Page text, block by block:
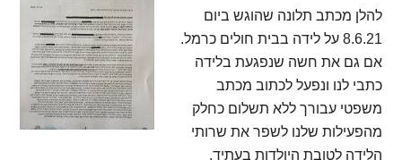
להלן מכתב תלונה שהוגש ביום
8.6.21 על לידה בבית חולים כרמל.
אם גם את חשה שנפגעת בלידה
כתבי לנו ונפעל לכתוב מכתב
משפטי עבורך ללא תשלום כחלק
מהפעילות שלנו לשפר את שרותי
הלידה לטובת היולדות בעתיד.